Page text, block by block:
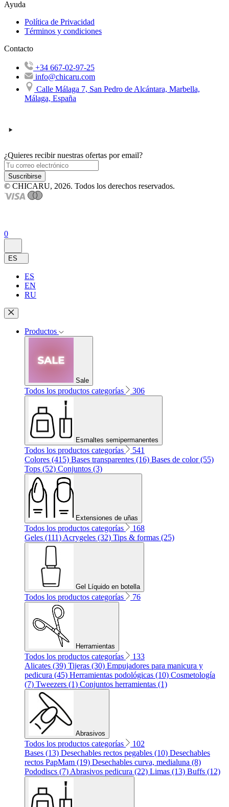
Ayuda
Política de Privacidad
Términos y condiciones
Contacto
+34 667-02-97-25
info@chicaru.com
Calle Málaga 7, San Pedro de Alcántara, Marbella,
Málaga, España
¿Quieres recibir nuestras ofertas por email?
Suscribirse
© CHICARU, 2026. Todos los derechos reservados.
0
ES
ES
EN
RU
Productos
Sale
Todos los productos categorías 306
Esmaltes semipermanentes
Todos los productos categorías
541
Colores (415) Bases transparentes (16) Bases de color (55)
Tops (52) Conjuntos (3)
Extensiones de uñas
Todos los productos categorías
168
Geles (111) Acrygeles (32) Tips & formas (25)
Gel Líquido en botella
Todos los productos categorías 76
Herramientas
Todos los productos categorías
133
Alicates (39) Tijeras (30) Empujadores para manicura y
pedicura (45) Herramientas podológicas (10) Cosmetología
(7) Tweezers (1) Conjuntos herramientas (1)
Abrasivos
Todos los productos categorías
102
Bases (13) Desechables rectos pegables (10) Desechables
rectos PapMam (19) Desechables curva, medialuna (8)
Pododiscs (7) Abrasivos pedicura (22) Limas (13) Buffs (12)